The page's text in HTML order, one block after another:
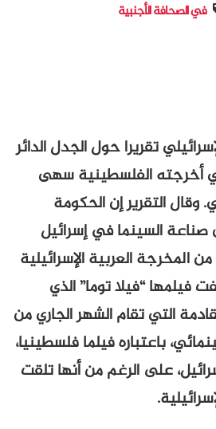
في الصحافة الأجنبية
تقريرا حول الجدل الدائر
أخرجته الفلسطينية سهى
وقال التقرير إن الحكومة
صناعة السينما في إسرائيل
المخرجة العربية الإسرائيلية
“فيلا توما” الذي
التي تقام الشهر الجاري من
باعتباره فيلما فلسطينيا،
على الرغم من أنها تلقت